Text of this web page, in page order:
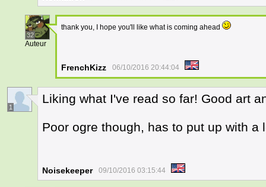
32
Auteur
thank you, I hope you'll like what is coming ahead
FrenchKizz 06/10/2016 20:44:04
1
Liking what I've read so far! Good art
Poor ogre though, has to put up with a
Noisekeeper 09/10/2016 03:15:44